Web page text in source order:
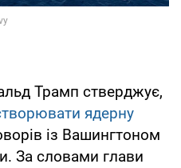
Трамп стверджує,
ядерну
із Вашингтоном
За словами глави